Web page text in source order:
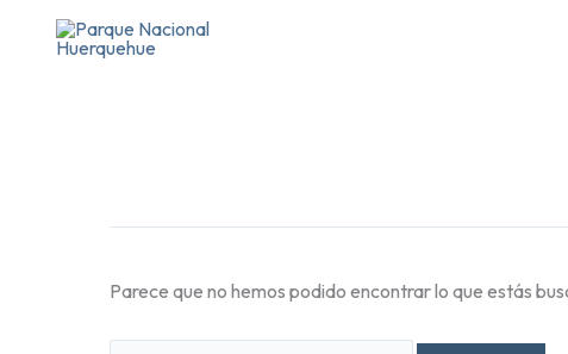
Parece que no hemos podido encontrar lo que estás
por: